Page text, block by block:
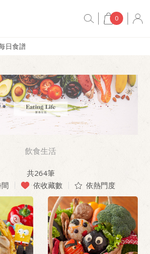
0
日食譜
飲食生活
共264筆
依收藏數 依熱門度